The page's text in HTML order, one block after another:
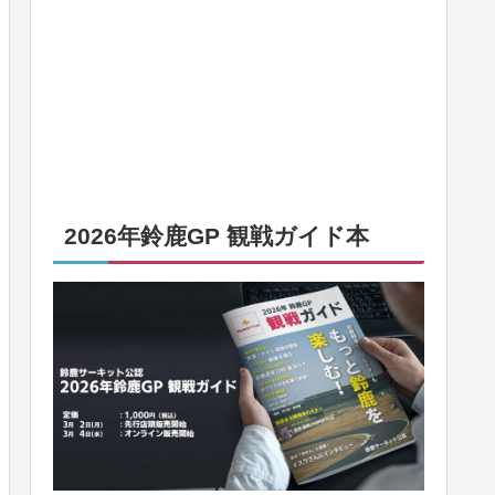
2026年鈴鹿GP 観戦ガイド本